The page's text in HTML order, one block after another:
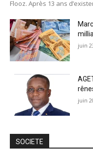
Flooz. Après 13 ans
juin
juin
SOCIETE